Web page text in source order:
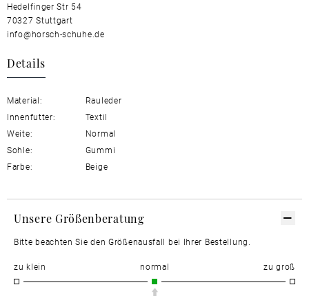
Hedelfinger Str 54
70327 Stuttgart
info@horsch-schuhe.de
Details
Material:
Rauleder
Innenfutter:
Textil
Weite:
Normal
Sohle:
Gummi
Farbe:
Beige
Unsere Größenberatung
Bitte beachten Sie den Größenausfall bei Ihrer Bestellung.
zu klein normal zu groß